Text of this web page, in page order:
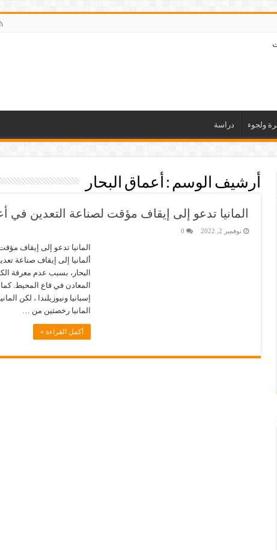
ولجوء دراسة
أرشيف الوسم : أعماق البحار
المانيا تدعو إلى إيقاف مؤقت لصناعة التعدين في
نوفمبر 2, 2022 0
المانيا تدعو إلى إيقاف
ألمانيا إلى إيقاف صناعة
البحار، بسبب عدم معرفة
المعادن في قاع المحيط.
إسبانيا ونيوزيلندا ، لكن
المانيا رخصتين من …
أكمل القراءة »